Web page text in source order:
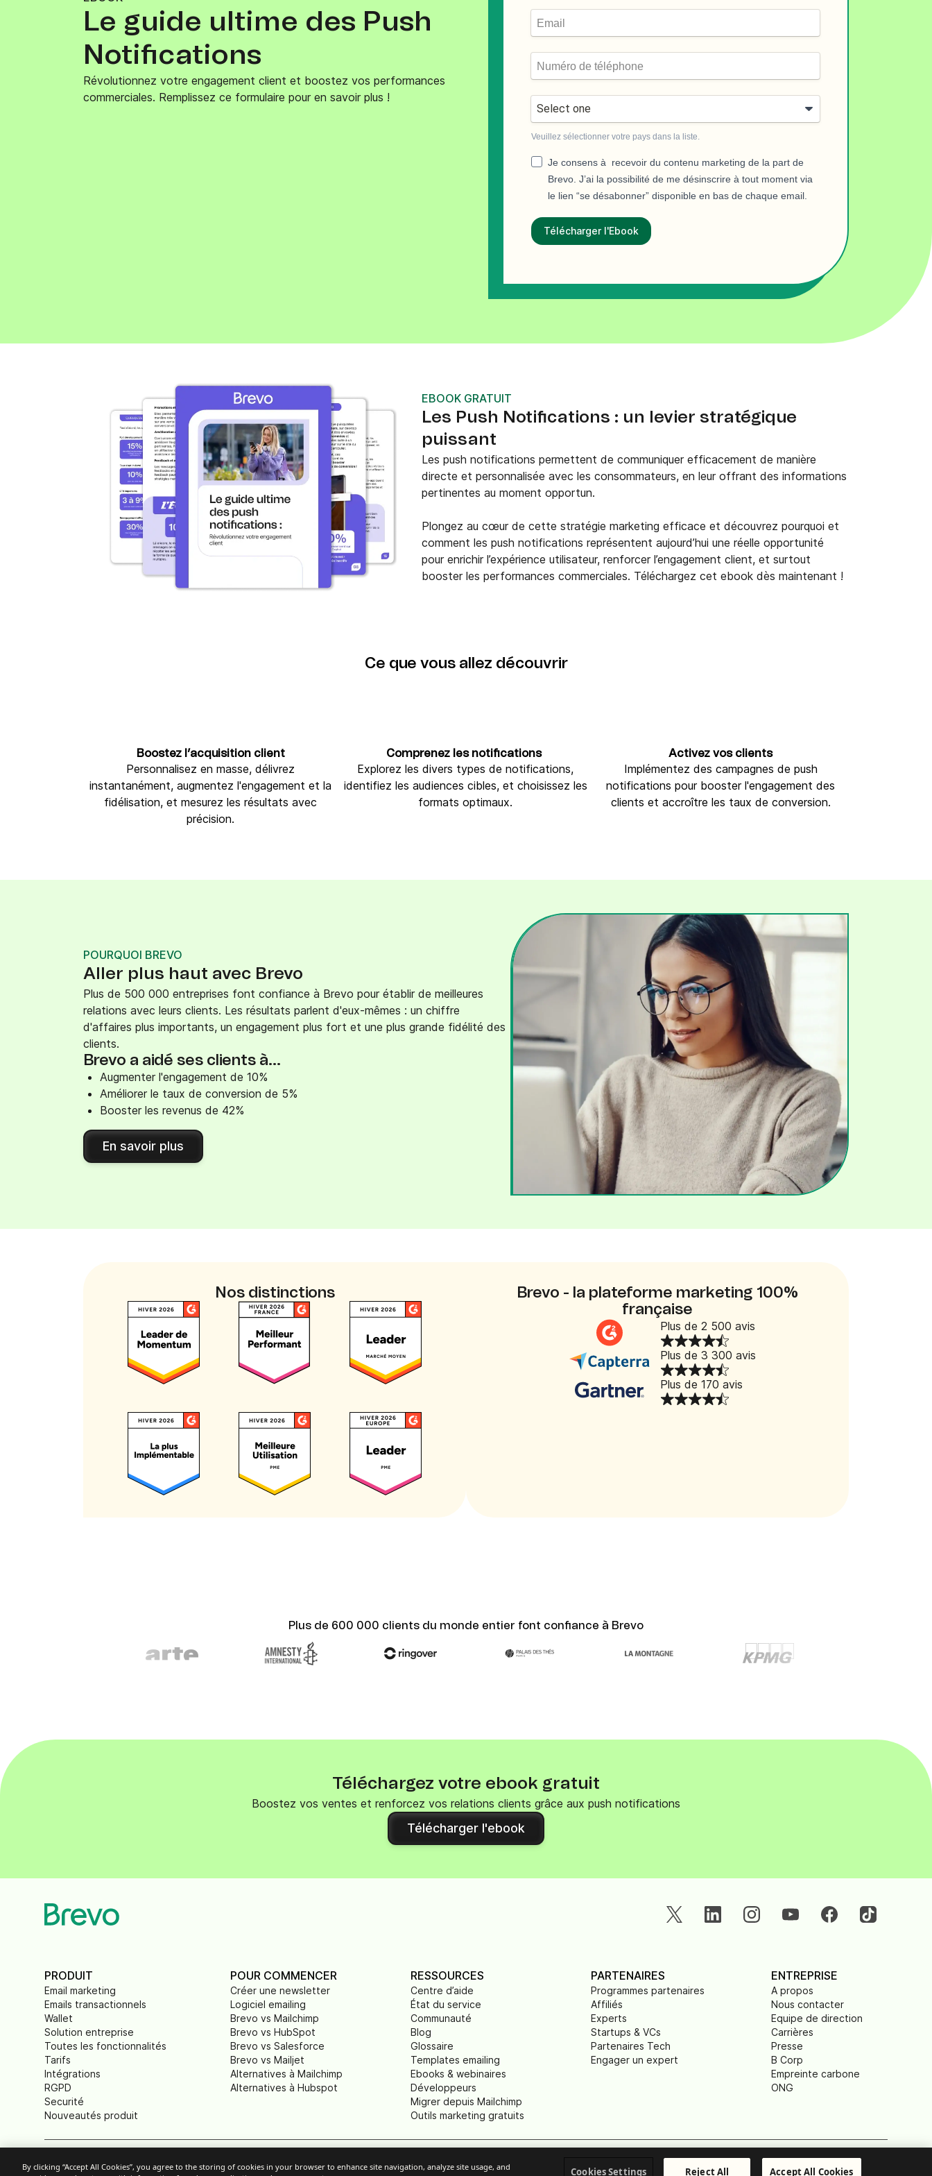
Intégrations
Connectez Brevo à plus de 150 outils numériques
Téléphone
Le guide ultime des Push
Notifications
Révolutionnez votre engagement client et boostez vos performances
commerciales. Remplissez ce formulaire pour en savoir plus !
Veuillez sélectionner votre pays dans la liste.
Je consens à recevoir du contenu marketing de la part de
Brevo. J’ai la possibilité de me désinscrire à tout moment via
le lien “se désabonner” disponible en bas de chaque email.
Télécharger l'Ebook
EBOOK GRATUIT
Les Push Notifications : un levier stratégique
puissant
Les push notifications permettent de communiquer efficacement de manière
directe et personnalisée avec les consommateurs, en leur offrant des informations
pertinentes au moment opportun.
Plongez au cœur de cette stratégie marketing efficace et découvrez pourquoi et
comment les push notifications représentent aujourd’hui une réelle opportunité
pour enrichir l’expérience utilisateur, renforcer l’engagement client, et surtout
booster les performances commerciales. Téléchargez cet ebook dès maintenant !
Ce que vous allez découvrir
Boostez l’acquisition client
Personnalisez en masse, délivrez
instantanément, augmentez l'engagement et la
fidélisation, et mesurez les résultats avec
précision.
Comprenez les notifications
Explorez les divers types de notifications,
identifiez les audiences cibles, et choisissez les
formats optimaux.
Activez vos clients
Implémentez des campagnes de push
notifications pour booster l'engagement des
clients et accroître les taux de conversion.
POURQUOI BREVO
Aller plus haut avec Brevo
Plus de 500 000 entreprises font confiance à Brevo pour établir de meilleures
relations avec leurs clients. Les résultats parlent d'eux-mêmes : un chiffre
d'affaires plus importants, un engagement plus fort et une plus grande fidélité des
clients.
Brevo a aidé ses clients à...
Augmenter l'engagement de 10%
Améliorer le taux de conversion de 5%
Booster les revenus de 42%
En savoir plus
Nos distinctions
Brevo - la plateforme marketing 100%
française
Plus de 2 500 avis
Plus de 3 300 avis
Plus de 170 avis
Plus de 600 000 clients du monde entier font confiance à Brevo
Téléchargez votre ebook gratuit
Boostez vos ventes et renforcez vos relations clients grâce aux push notifications
Télécharger l'ebook
PRODUIT
Email marketing
Emails transactionnels
Wallet
Solution entreprise
Toutes les fonctionnalités
Tarifs
Intégrations
RGPD
Securité
Nouveautés produit
POUR COMMENCER
Créer une newsletter
Logiciel emailing
Brevo vs Mailchimp
Brevo vs HubSpot
Brevo vs Salesforce
Brevo vs Mailjet
Alternatives à Mailchimp
Alternatives à Hubspot
RESSOURCES
Centre d’aide
État du service
Communauté
Blog
Glossaire
Templates emailing
Ebooks & webinaires
Développeurs
Migrer depuis Mailchimp
Outils marketing gratuits
PARTENAIRES
Programmes partenaires
Affiliés
Experts
Startups & VCs
Partenaires Tech
Engager un expert
ENTREPRISE
A propos
Nous contacter
Equipe de direction
Carrières
Presse
B Corp
Empreinte carbone
ONG
Paramètres des cookies Politique d'Utilisation Acceptable Protection des données Conditions Générales de Services Mentions légales © Brevo 2025. Tous droits réservés.
By clicking “Accept All Cookies”, you agree to the storing of cookies in your browser to enhance site navigation, analyze site usage, and
Cookies Settings Reject All Accept All Cookies